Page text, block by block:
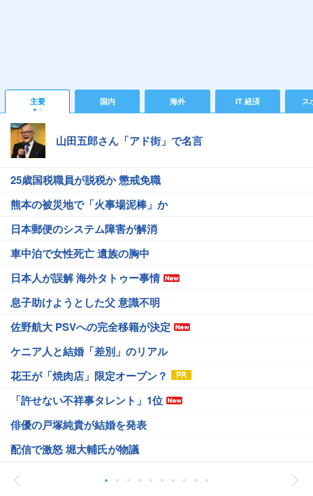
主要 国内 海外 IT 経済 ス
山田五郎さん「アド街」で名言
25歳国税職員が脱税か 懲戒免職
熊本の被災地で「火事場泥棒」か
日本郵便のシステム障害が解消
車中泊で女性死亡 遺族の胸中
日本人が誤解 海外タトゥー事情
息子助けようとした父 意識不明
佐野航大 PSVへの完全移籍が決定
ケニア人と結婚「差別」のリアル
花王が「焼肉店」限定オープン？
「許せない不祥事タレント」1位
俳優の戸塚純貴が結婚を発表
配信で激怒 堀大輔氏が物議